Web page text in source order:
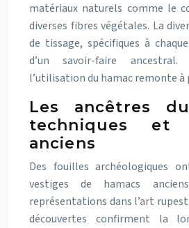
matériaux naturels comme le
diverses fibres végétales. La
de tissage, spécifiques à
d’un savoir-faire
l’utilisation du hamac remonte à
Les ancêtres
techniques et
anciens
Des fouilles archéologiques
vestiges de hamacs
représentations dans l’art
découvertes confirment la